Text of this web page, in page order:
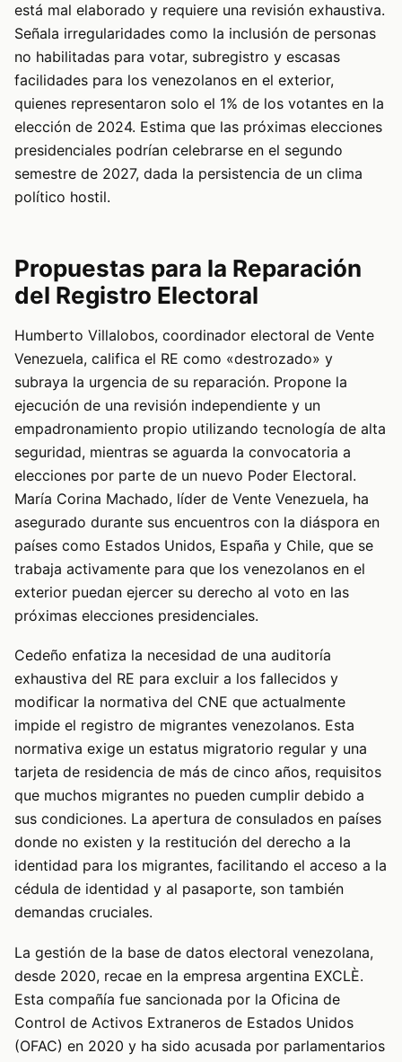
está mal elaborado y requiere una revisión exhaustiva.
Señala irregularidades como la inclusión de personas
no habilitadas para votar, subregistro y escasas
facilidades para los venezolanos en el exterior,
quienes representaron solo el 1% de los votantes en la
elección de 2024. Estima que las próximas elecciones
presidenciales podrían celebrarse en el segundo
semestre de 2027, dada la persistencia de un clima
político hostil.
Propuestas para la Reparación
del Registro Electoral
Humberto Villalobos, coordinador electoral de Vente
Venezuela, califica el RE como «destrozado» y
subraya la urgencia de su reparación. Propone la
ejecución de una revisión independiente y un
empadronamiento propio utilizando tecnología de alta
seguridad, mientras se aguarda la convocatoria a
elecciones por parte de un nuevo Poder Electoral.
María Corina Machado, líder de Vente Venezuela, ha
asegurado durante sus encuentros con la diáspora en
países como Estados Unidos, España y Chile, que se
trabaja activamente para que los venezolanos en el
exterior puedan ejercer su derecho al voto en las
próximas elecciones presidenciales.
Cedeño enfatiza la necesidad de una auditoría
exhaustiva del RE para excluir a los fallecidos y
modificar la normativa del CNE que actualmente
impide el registro de migrantes venezolanos. Esta
normativa exige un estatus migratorio regular y una
tarjeta de residencia de más de cinco años, requisitos
que muchos migrantes no pueden cumplir debido a
sus condiciones. La apertura de consulados en países
donde no existen y la restitución del derecho a la
identidad para los migrantes, facilitando el acceso a la
cédula de identidad y al pasaporte, son también
demandas cruciales.
La gestión de la base de datos electoral venezolana,
desde 2020, recae en la empresa argentina EXCLÈ.
Esta compañía fue sancionada por la Oficina de
Control de Activos Extraneros de Estados Unidos
(OFAC) en 2020 y ha sido acusada por parlamentarios